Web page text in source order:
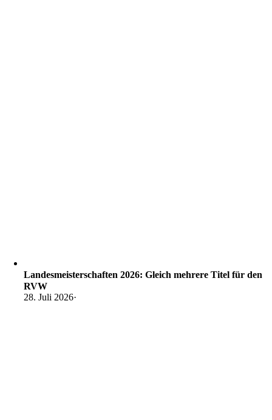
Landesmeisterschaften 2026: Gleich mehrere Titel für den
RVW
28. Juli 2026·